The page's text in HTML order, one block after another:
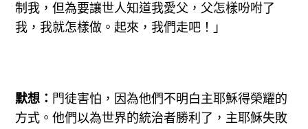
制我，但為要讓世人知道我愛父，父怎樣吩咐了
我，我就怎樣做。起來，我們走吧！」
默想： 門徒害怕，因為他們不明白主耶穌得榮耀的
方式。他們以為世界的統治者勝利了，主耶穌失敗